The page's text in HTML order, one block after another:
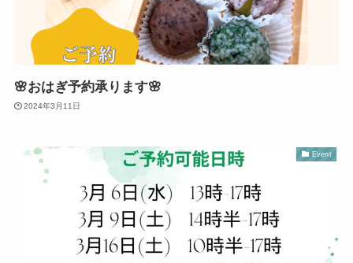
🌸おはぎ予約承ります🌸
2024年3月11日
Event